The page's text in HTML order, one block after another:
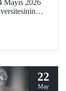
2026
22
May